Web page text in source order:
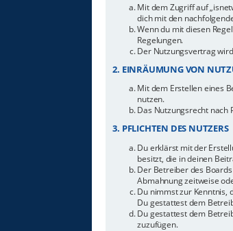
Mit dem Zugriff auf
dich mit den
Wenn du mit diesen
Regelungen.
Der Nutzungsvertrag
2. EINRÄUMUNG VON
Mit dem Erstellen eines
nutzen.
Das Nutzungsrecht nach
3. PFLICHTEN DES NUTZERS
Du erklärst mit der
besitzt, die in deinen
Der Betreiber des
Abmahnung zeitweise
Du nimmst zur Kenntnis,
Du gestattest dem
Du gestattest dem
zuzufügen.